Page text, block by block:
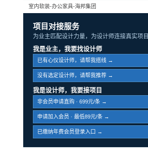
室内软装-办公家具-海邦集团
项目对接服务
为业主匹配设计力量，为设计师连接真实项目
我是业主，我要找设计师
已有心仪设计师，请帮我搭线 →
没有选定设计师，请帮我推荐 →
我是设计师，我要接项目
非会员申请直购 · 699元/条 →
申请加入会员 · 最低89元/条 →
已缴纳年费会员登录入口 →